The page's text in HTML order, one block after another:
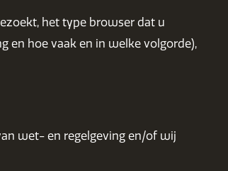
het type browser dat u
en hoe vaak en in welke volgorde),
wet- en regelgeving en/of wij